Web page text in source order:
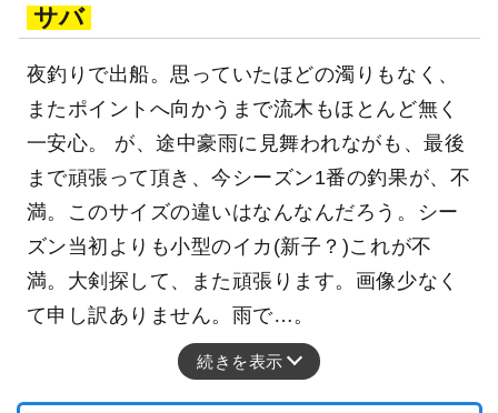
サバ
夜釣りで出船。思っていたほどの濁りもなく、
またポイントへ向かうまで流木もほとんど無く
一安心。 が、途中豪雨に見舞われながも、最後
まで頑張って頂き、今シーズン1番の釣果が、不
満。このサイズの違いはなんなんだろう。シー
ズン当初よりも小型のイカ(新子？)これが不
満。大剣探して、また頑張ります。画像少なく
て申し訳ありません。雨で…。
続きを表示